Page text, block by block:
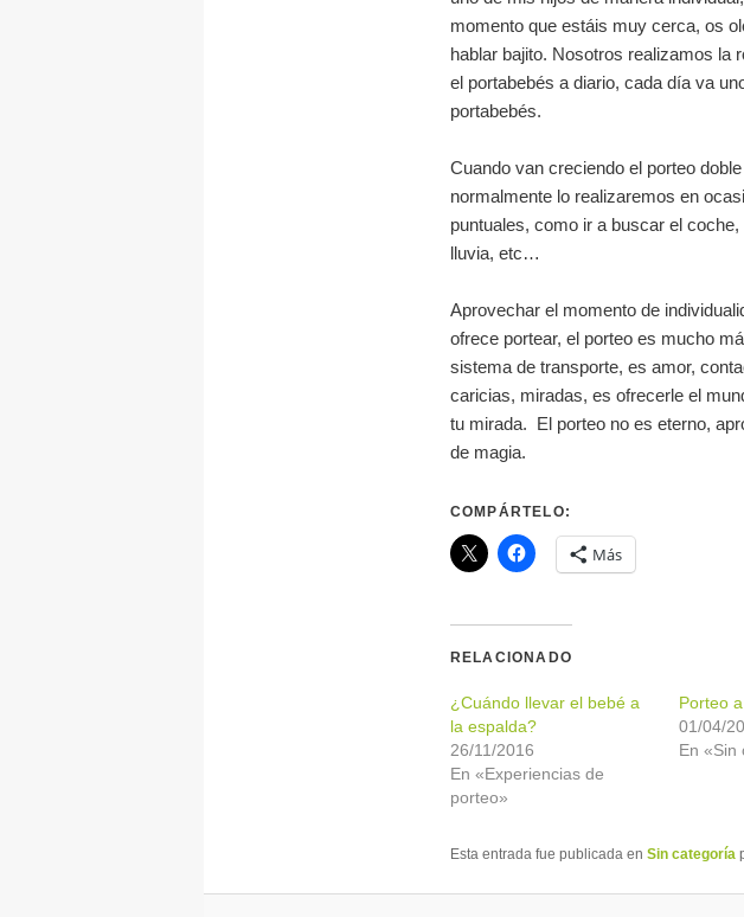
momento que estáis muy cerca, os
hablar bajito. Nosotros realizamos la
el portabebés a diario, cada día va
portabebés.
Cuando van creciendo el porteo doble
normalmente lo realizaremos en
puntuales, como ir a buscar el
lluvia, etc…
Aprovechar el momento de
ofrece portear, el porteo es mucho
sistema de transporte, es amor,
caricias, miradas, es ofrecerle el
tu mirada. El porteo no es eterno,
de magia.
COMPÁRTELO:
Más
RELACIONADO
¿Cuándo llevar el bebé a
la espalda?
26/11/2016
En «Experiencias de
porteo»
Porteo
01/04/
En «Sin
Esta entrada fue publicada en Sin categoría